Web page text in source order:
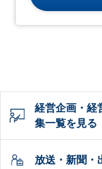
経営企画・経
集一覧を見る
放送・新聞・